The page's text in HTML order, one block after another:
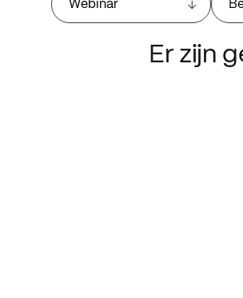
Webinar
Er zijn